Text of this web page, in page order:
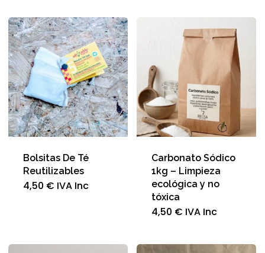
Bolsitas De Té
Reutilizables
4,50 € IVA Inc
Carbonato Sódico
1kg – Limpieza
ecológica y no
tóxica
4,50 € IVA Inc